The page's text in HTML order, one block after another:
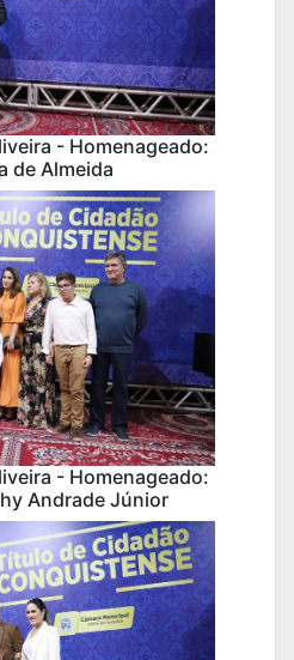
- Homenageado:
de Almeida
- Homenageado:
Andrade Júnior